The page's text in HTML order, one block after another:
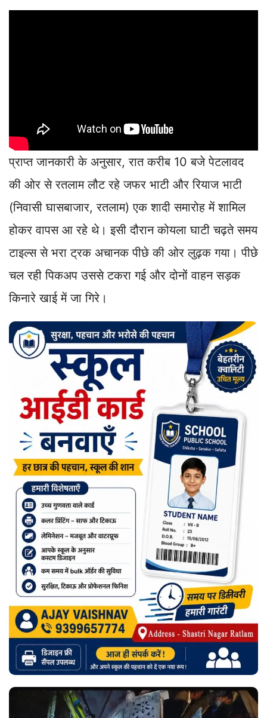
प्राप्त जानकारी के अनुसार, रात करीब 10 बजे पेटलावद
की ओर से रतलाम लौट रहे जफर भाटी और रियाज भाटी
(निवासी घासबाजार, रतलाम) एक शादी समारोह में शामिल
होकर वापस आ रहे थे। इसी दौरान कोयला घाटी चढ़ते समय
टाइल्स से भरा ट्रक अचानक पीछे की ओर लुढ़क गया। पीछे
चल रही पिकअप उससे टकरा गई और दोनों वाहन सड़क
किनारे खाई में जा गिरे।